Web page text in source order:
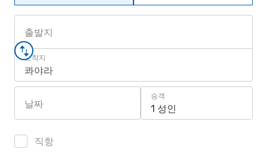
출발지
도착지
콰야라
날짜
승객
1 성인
직항